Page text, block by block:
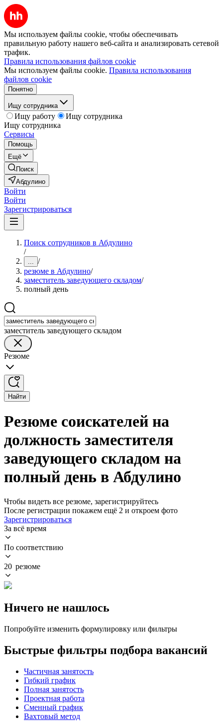
Мы используем файлы cookie, чтобы обеспечивать
правильную работу нашего веб-сайта и анализировать сетевой
трафик.
Правила использования файлов cookie
Мы используем файлы cookie. Правила использования
файлов cookie
Понятно
Ищу сотрудника
Ищу работу
Ищу сотрудника
Ищу сотрудника
Сервисы
Помощь
Ещё
Поиск
Абдулино
Войти
Войти
Зарегистрироваться
Поиск сотрудников в Абдулино
/
... /
резюме в Абдулино/
заместитель заведующего складом/
полный день
заместитель заведующего складом
Резюме
Найти
Резюме соискателей на
должность заместителя
заведующего складом на
полный день в Абдулино
Чтобы видеть все резюме, зарегистрируйтесь
После регистрации покажем ещё 2 и откроем фото
Зарегистрироваться
За всё время
По соответствию
20 резюме
Ничего не нашлось
Попробуйте изменить формулировку или фильтры
Быстрые фильтры подбора вакансий
Частичная занятость
Гибкий график
Полная занятость
Проектная работа
Сменный график
Вахтовый метод